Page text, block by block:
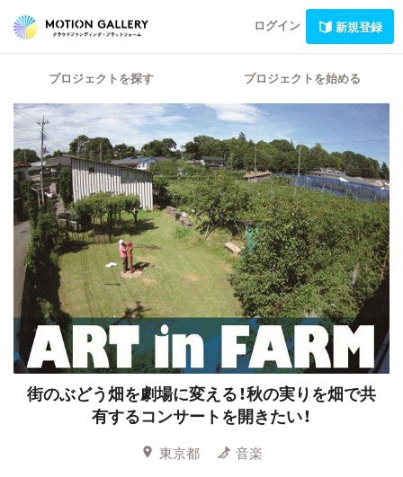
ログイン 新規登録
プロジェクトを探す プロジェクトを始める
街のぶどう畑を劇場に変える！秋の実りを畑で共
有するコンサートを開きたい！
東京都
音楽